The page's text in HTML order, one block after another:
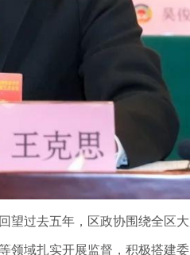
望过去五年，区政协围绕全区
领域扎实开展监督，积极搭建